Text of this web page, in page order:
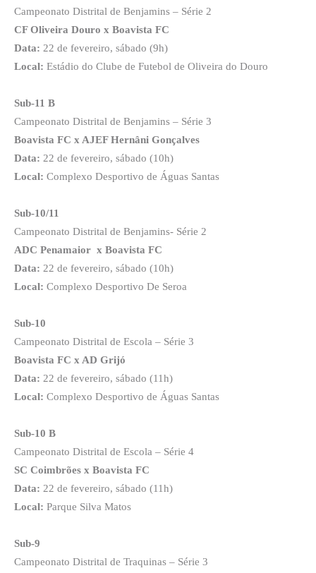
Campeonato Distrital de Benjamins – Série 2
CF Oliveira Douro x Boavista FC
Data: 22 de fevereiro, sábado (9h)
Local: Estádio do Clube de Futebol de Oliveira do Douro
Sub-11 B
Campeonato Distrital de Benjamins – Série 3
Boavista FC x AJEF Hernâni Gonçalves
Data: 22 de fevereiro, sábado (10h)
Local: Complexo Desportivo de Águas Santas
Sub-10/11
Campeonato Distrital de Benjamins- Série 2
ADC Penamaior x Boavista FC
Data: 22 de fevereiro, sábado (10h)
Local: Complexo Desportivo De Seroa
Sub-10
Campeonato Distrital de Escola – Série 3
Boavista FC x AD Grijó
Data: 22 de fevereiro, sábado (11h)
Local: Complexo Desportivo de Águas Santas
Sub-10 B
Campeonato Distrital de Escola – Série 4
SC Coimbrões x Boavista FC
Data: 22 de fevereiro, sábado (11h)
Local: Parque Silva Matos
Sub-9
Campeonato Distrital de Traquinas – Série 3